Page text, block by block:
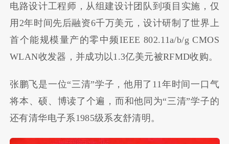
电路设计工程师，从组建设计团队到项目实施，仅
用2年时间先后融资6千万美元，设计研制了世界上
首个能规模量产的零中频IEEE 802.11a/b/g CMOS
WLAN收发器，并成功以1.3亿美元被RFMD收购。
张鹏飞是一位“三清”学子，他用了11年时间一口气
将本、硕、博读了个遍，而和他同为“三清”学子的
还有清华电子系1985级系友舒清明。